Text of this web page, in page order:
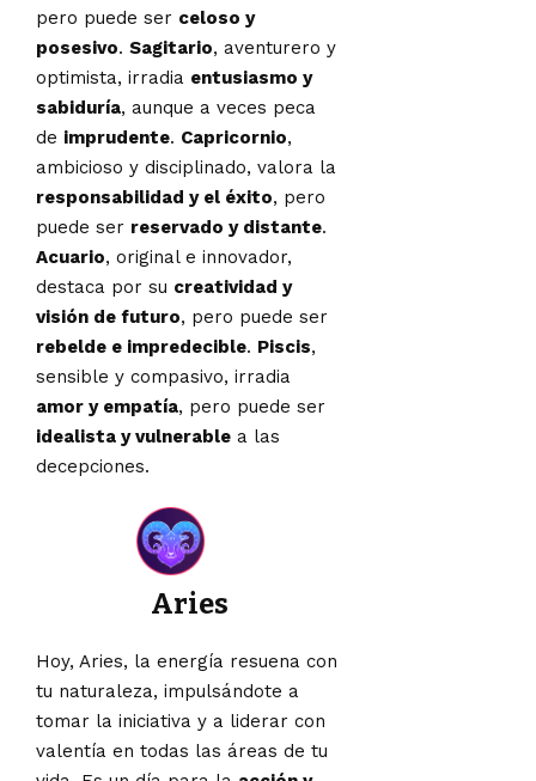
pero puede ser celoso y
posesivo. Sagitario, aventurero y
optimista, irradia entusiasmo y
sabiduría, aunque a veces peca
de imprudente. Capricornio,
ambicioso y disciplinado, valora la
responsabilidad y el éxito, pero
puede ser reservado y distante.
Acuario, original e innovador,
destaca por su creatividad y
visión de futuro, pero puede ser
rebelde e impredecible. Piscis,
sensible y compasivo, irradia
amor y empatía, pero puede ser
idealista y vulnerable a las
decepciones.
Aries
Hoy, Aries, la energía resuena con
tu naturaleza, impulsándote a
tomar la iniciativa y a liderar con
valentía en todas las áreas de tu